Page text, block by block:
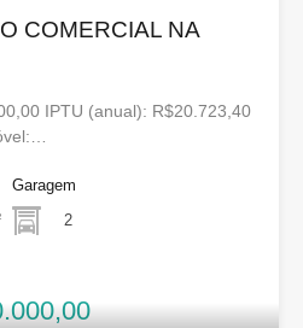
COMERCIAL NA
IPTU (anual): R$20.723,40
Garagem
2